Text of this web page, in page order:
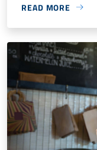
READ MORE